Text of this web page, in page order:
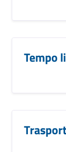
Tempo